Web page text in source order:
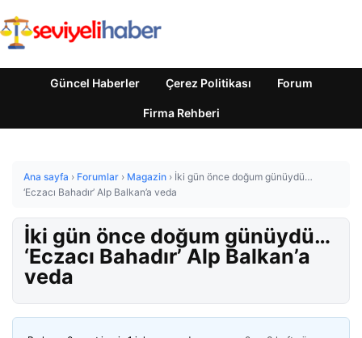
Güncel Haberler Çerez Politikası Forum
Firma Rehberi
Ana sayfa › Forumlar › Magazin › İki gün önce doğum günüydü…
‘Eczacı Bahadır’ Alp Balkan’a veda
İki gün önce doğum günüydü…
‘Eczacı Bahadır’ Alp Balkan’a
veda